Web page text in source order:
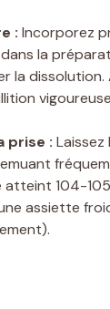
i
d
e
o
: Incorporez
la
la
prise :
atteint 104-
assiette